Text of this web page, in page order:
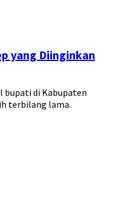
yang Diinginkan
bupati di Kabupaten
terbilang lama.